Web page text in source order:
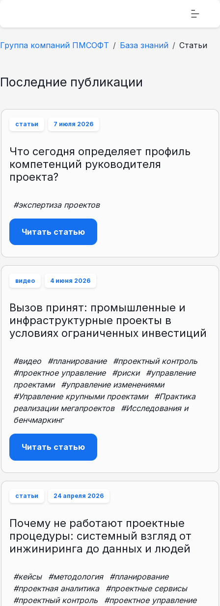
Группа компаний ПМСОФТ База знаний Статьи
Последние публикации
статьи 7 июля 2026
Что сегодня определяет профиль
компетенций руководителя
проекта?
#экспертиза проектов
Читать статью
видео 4 июня 2026
Вызов принят: промышленные и
инфраструктурные проекты в
условиях ограниченных инвестиций
#видео #планирование
#проектный контроль
#проектное управление
#риски
#управление
проектами
#управление изменениями
#Управление крупными проектами
#Практика
реализации мегапроектов
#Исследования и
бенчмаркинг
Читать статью
статьи 24 апреля 2026
Почему не работают проектные
процедуры: системный взгляд от
инжиниринга до данных и людей
#кейсы #методология
#планирование
#проектная аналитика
#проектные сервисы
#проектный контроль
#проектное управление